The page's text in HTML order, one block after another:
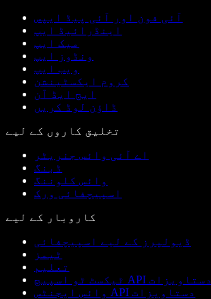
آئی فون اور آئی پیڈ ایپس
اینڈرائیڈ ایپ
میک ایپ
ونڈوز ایپ
ویب ایپ
کروم ایکسٹینشن
ایج ایڈ آن
ڈاؤن لوڈ کریں
تخلیق کاروں کے لیے
اے آئی وائس جنریٹر
ڈبنگ
وائس کلوننگ
اسپیچفائی ورک
کاروبار کے لیے
ڈیولپرز کے لیے اسپیچفائی
ٹیمز
تعلیم
ٹیکسٹ ٹو اسپیچ API دستاویزات
وائس ایجنٹس API دستاویزات